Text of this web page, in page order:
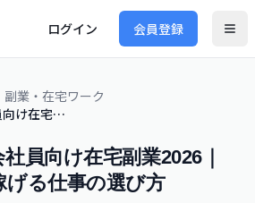
ログイン 会員登録
副業・在宅ワーク
本業が激務の会社員向け在宅副業2026｜スキマ時間で稼げる仕事の選び方
員向け在宅副業2026｜
げる仕事の選び方